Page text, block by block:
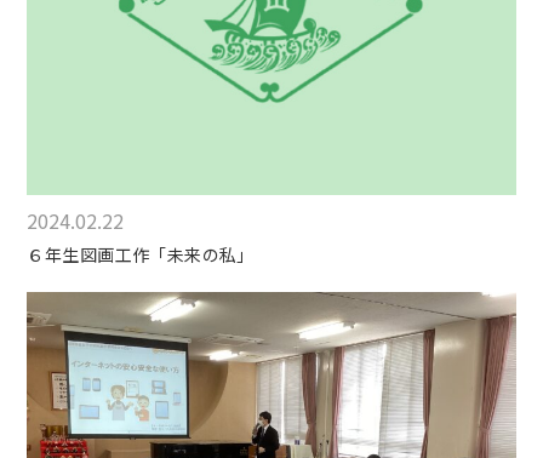
2024.02.22
６年生図画工作「未来の私」